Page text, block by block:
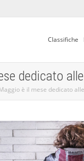
Classifiche
dedicato
è il mese dedicato